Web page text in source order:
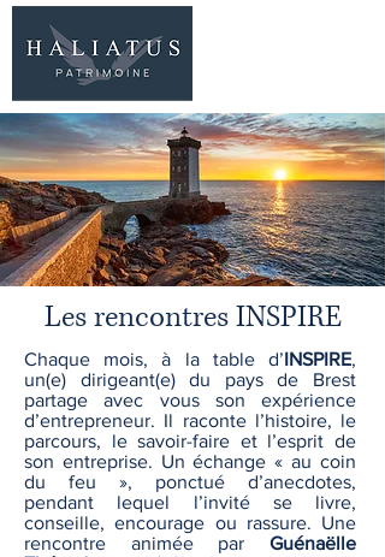
Les rencontres INSPIRE
Chaque mois, à la table d’INSPIRE,
un(e) dirigeant(e) du pays de Brest
partage avec vous son expérience
d’entrepreneur. Il raconte l’histoire, le
parcours, le savoir-faire et l’esprit de
son entreprise. Un échange « au coin
du feu », ponctué d’anecdotes,
pendant lequel l’invité se livre,
conseille, encourage ou rassure. Une
rencontre animée par Guénaëlle